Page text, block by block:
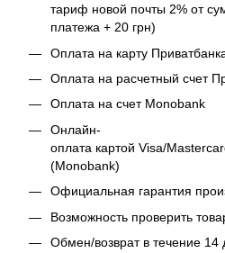
тариф новой почты 2% от
платежа + 20 грн)
Оплата на карту
Оплата на расчетный счет
Оплата на счет Monobank
Онлайн-
оплата картой Visa/
(Monobank)
Официальная гарантия
Возможность проверить
Обмен/возврат в течение 14